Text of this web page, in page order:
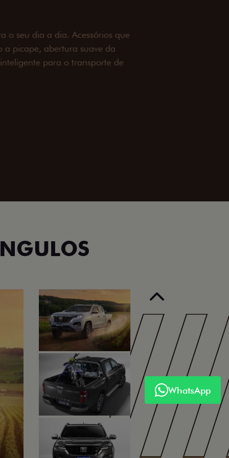
desafio. O Pack off-road combina
3,5 toneladas, alargadores de para-
mais capacidade de reboque,
Anterior
WhatsApp